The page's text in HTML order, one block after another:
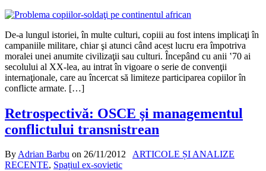
De-a lungul istoriei, în multe culturi, copiii au fost intens implicaţi în
campaniile militare, chiar şi atunci când acest lucru era împotriva
moralei unei anumite civilizaţii sau culturi. Începând cu anii ‛70 ai
secolului al XX-lea, au intrat în vigoare o serie de convenţii
internaţionale, care au încercat să limiteze participarea copiilor în
conflicte armate. […]
Retrospectivă: OSCE şi managementul
conflictului transnistrean
ByAdrian Barbu on 26/11/2012
ARTICOLE ȘI ANALIZE
RECENTE, Spațiul ex-sovietic